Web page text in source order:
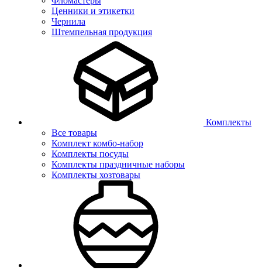
Ценники и этикетки
Чернила
Штемпельная продукция
Комплекты
Все товары
Комплект комбо-набор
Комплекты посуды
Комплекты праздничные наборы
Комплекты хозтовары